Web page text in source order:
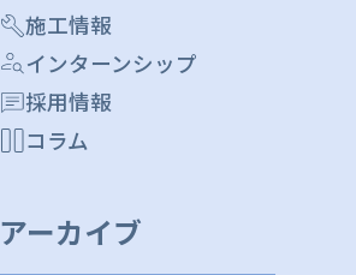
施工情報
インターンシップ
採用情報
コラム
アーカイブ